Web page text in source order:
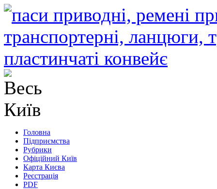
Головна
Підприємства
Рубрики
Офіційний Київ
Карта Києва
Реєстрація
PDF